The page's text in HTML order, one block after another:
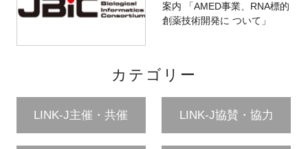
案内 「AMED事業、RNA標的
創薬技術開発に ついて」
カテゴリー
LINK-J主催・共催 LINK-J協賛・協力